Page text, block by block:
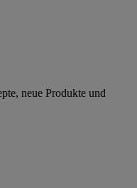
neue Produkte und